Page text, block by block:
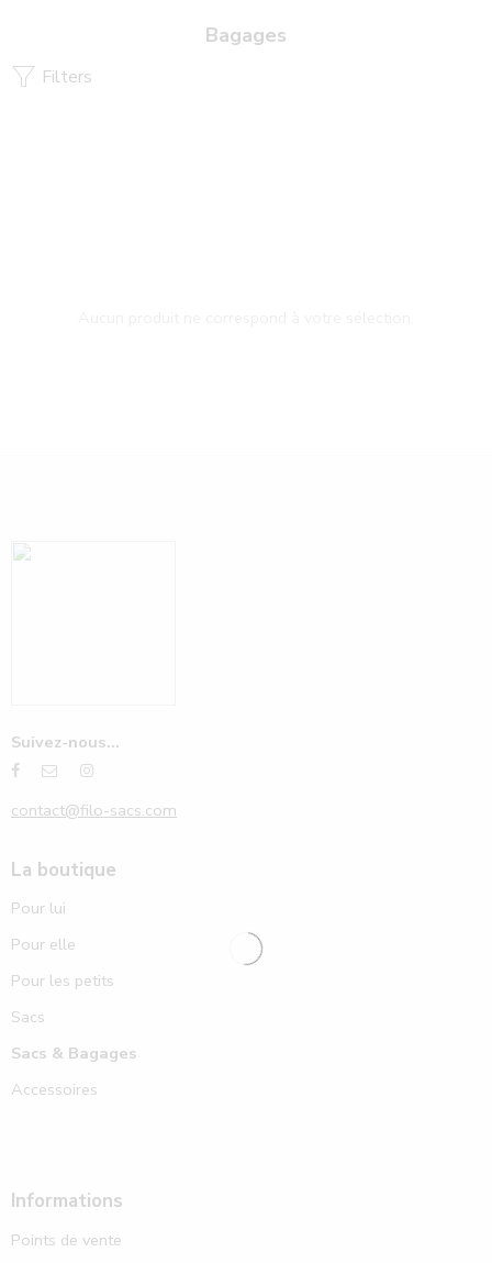
Bagages
Filters
Suivez-nous...
contact@filo-sacs.com
La boutique
Pour lui
Pour elle
Pour les petits
Sacs
Sacs & Bagages
Accessoires
Informations
Points de vente